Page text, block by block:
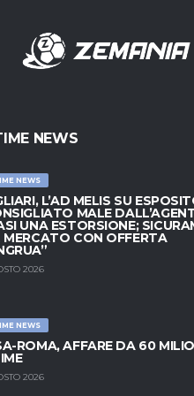
NEWS
NEWS
L’AD MELIS SU
MALE
UNA ESTORSIONE;
MERCATO CON OFFERTA
2026
NEWS
ROMA, AFFARE DA 60
2026
“IN
IL